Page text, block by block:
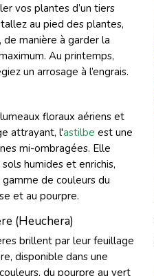
vos plantes d’un tiers
au pied des plantes,
de manière à garder la
Au printemps,
un arrosage à l’engrais.
floraux aériens et
attrayant, l'astilbe est une
mi-ombragées. Elle
humides et enrichis,
de couleurs du
et au pourpre.
(Heuchera)
brillent par leur feuillage
disponible dans une
du pourpre au vert